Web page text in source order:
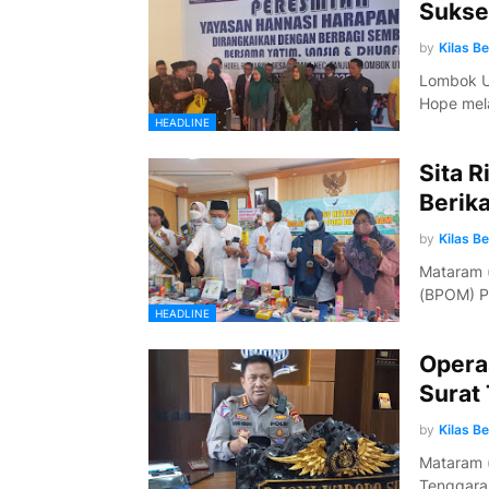
HEADLINE
by Kilas
Lombok
Hope
HEADLINE
Sita
by Kilas
Mataram
(BPOM)
Surat
by Kilas
Mataram